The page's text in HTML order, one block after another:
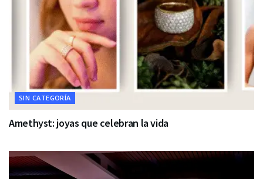
SIN CATEGORÍA
Amethyst: joyas que celebran la vida